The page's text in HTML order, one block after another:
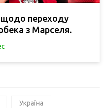
щодо переходу
з Марселя.
Україна